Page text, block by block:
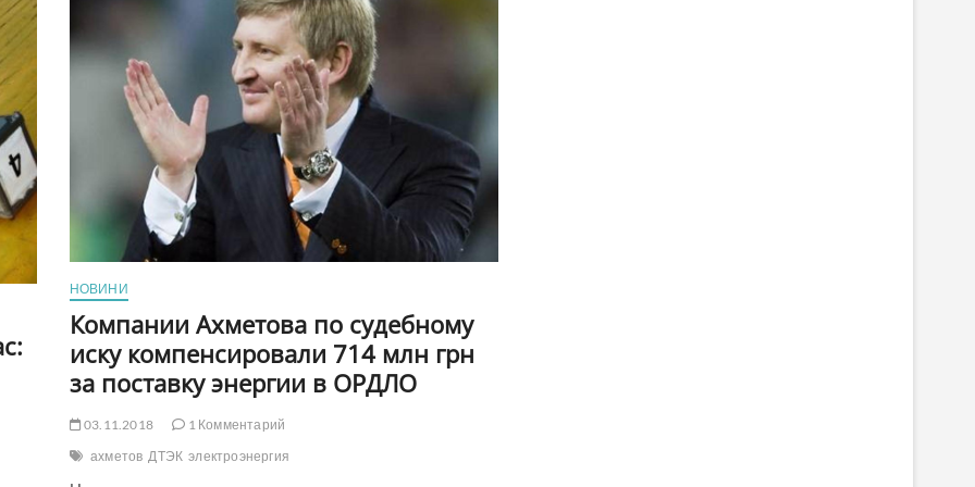
НОВИНИ
Компании Ахметова по судебному
иску компенсировали 714 млн грн
за поставку энергии в ОРДЛО
03.11.2018
1 Комментарий
ахметов ДТЭК электроэнергия